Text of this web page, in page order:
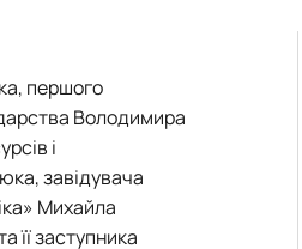
першого
Володимира
і
завідувача
Михайла
заступника